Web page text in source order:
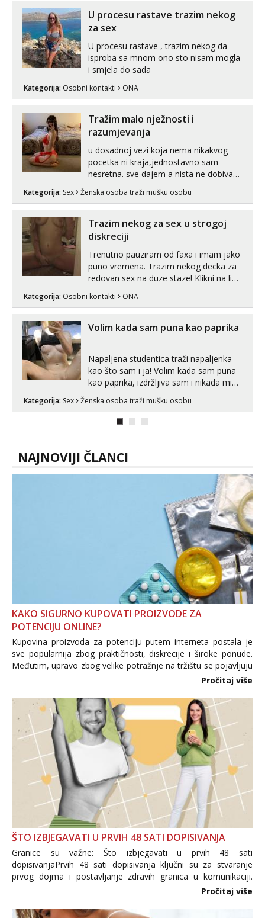
😉 Radim i vruća tipkanja uz slike i hot
line pozive. Za vas sam pripremila ...
U procesu rastave trazim nekog
za sex
U procesu rastave , trazim nekog da
isproba sa mnom ono sto nisam mogla
i smjela do sada
Kategorija: Osobni kontakti ONA
Tražim malo nježnosti i
razumjevanja
u dosadnoj vezi koja nema nikakvog
pocetka ni kraja,jednostavno sam
nesretna. sve dajem a nista ne dobivam
zadovoljiti moje potrebe,ne trazim puno
volim njezan seks i njezne poljupce po
tijelu koji me jako pale,obozavam kad
Kategorija: Sex Ženska osoba traži mušku osobu
Trazim nekog za sex u strogoj
diskreciji
Trenutno pauziram od faxa i imam jako
puno vremena. Trazim nekog decka za
redovan sex na duze staze! Klikni na link
Kategorija: Osobni kontakti ONA
Volim kada sam puna kao paprika
Napaljena studentica traži napaljenka
kao što sam i ja! Volim kada sam puna
kao paprika, izdržljiva sam i nikada mi
puta dnevno bilo kad i bilo gdje zato se
javi što prije da me isprobaš Klikni na
Kategorija: Sex Ženska osoba traži mušku osobu
NAJNOVIJI ČLANCI
KAKO SIGURNO KUPOVATI PROIZVODE ZA
POTENCIJU ONLINE?
Kupovina proizvoda za potenciju putem interneta postala je
sve popularnija zbog praktičnosti, diskrecije i široke ponude.
Međutim, upravo zbog velike potražnje na tržištu se pojavljuju
i brojni krivotvoreni proizvodi, nepouzdane internetske
Pročitaj više
ŠTO IZBJEGAVATI U PRVIH 48 SATI DOPISIVANJA
Granice su važne: Što izbjegavati u prvih 48 sati
dopisivanjaPrvih 48 sati dopisivanja ključni su za stvaranje
prvog dojma i postavljanje zdravih granica u komunikaciji.
Važno je izbjeći prebrzo otkrivanje osobnih ili intimnih
informacija, jer nepoznata osoba još nije zaslužila to
povjerenje. Takođe...
Pročitaj više